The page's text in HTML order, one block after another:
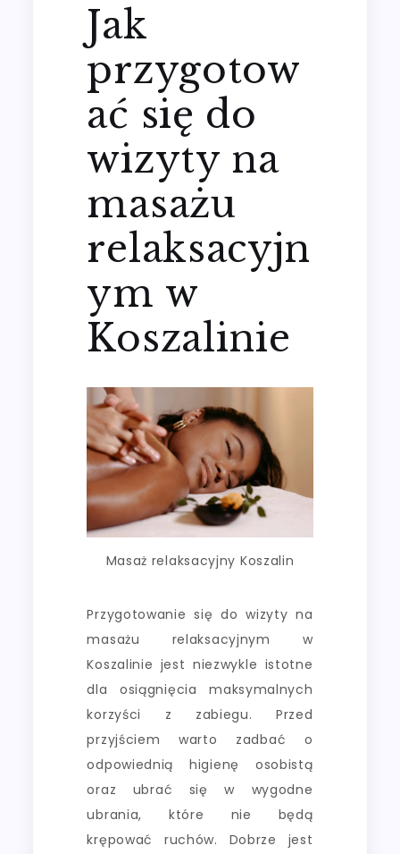
Jak
przygotow
ać się do
wizyty na
masażu
relaksacyjn
ym w
Koszalinie
Masaż relaksacyjny Koszalin
Przygotowanie się do wizyty na
masażu relaksacyjnym w
Koszalinie jest niezwykle istotne
dla osiągnięcia maksymalnych
korzyści z zabiegu. Przed
przyjściem warto zadbać o
odpowiednią higienę osobistą
oraz ubrać się w wygodne
ubrania, które nie będą
krępować ruchów. Dobrze jest